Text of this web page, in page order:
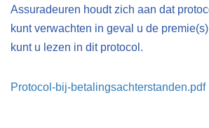
Assuradeuren houdt zich aan dat
kunt verwachten in geval u de
kunt u lezen in dit protocol.
Protocol-bij-betalingsachterstanden.pdf